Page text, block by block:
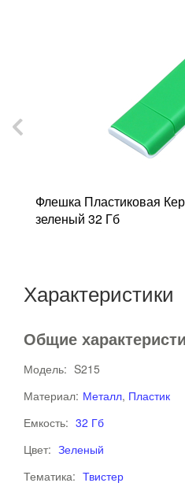
Флешка Пластиковая
зеленый 32 Гб
Характеристики
Общие
Модель: S215
Материал: Металл, Пластик
Емкость: 32 Гб
Цвет: Зеленый
Тематика: Твистер